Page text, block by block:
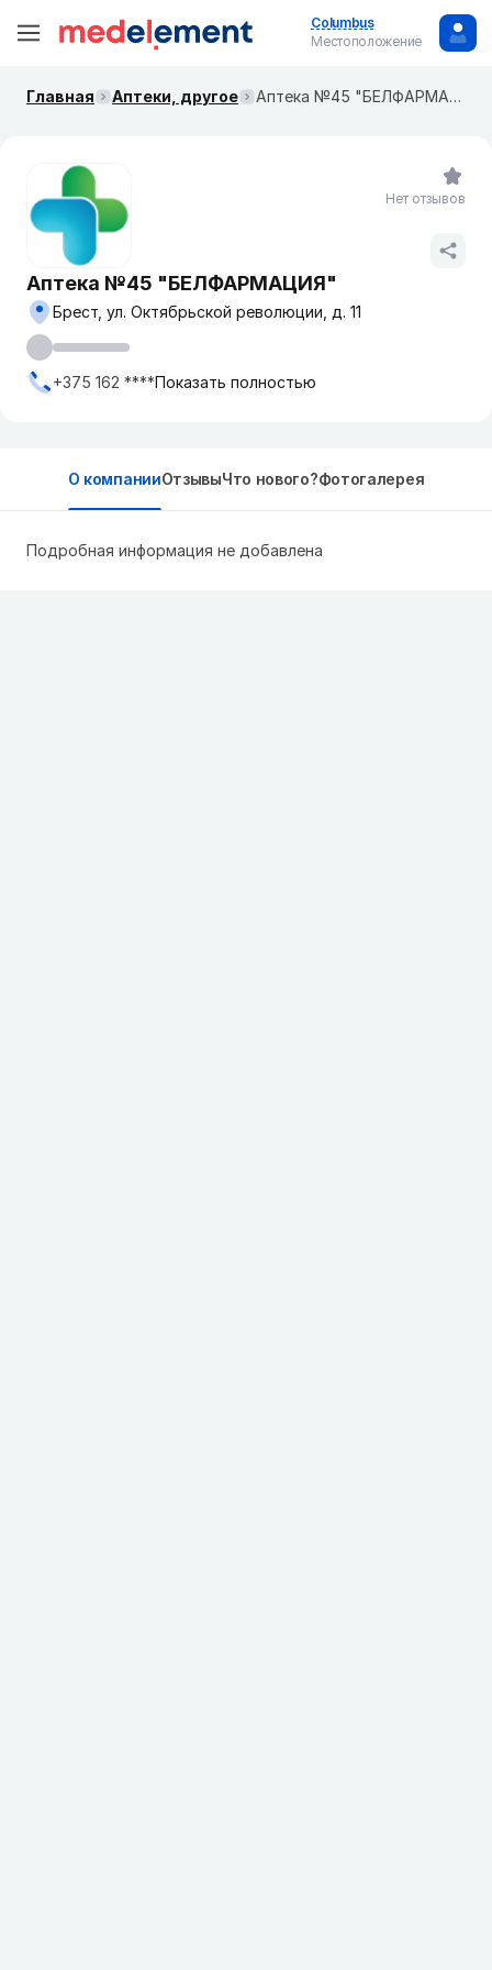
Columbus
Местоположение
Главная Аптеки, другое Аптека №45 "БЕЛФАРМАЦИЯ"
Аптека №45 "БЕЛФАРМАЦИЯ"
Брест, ул. Октябрьской революции, д. 11
+375 162 ****Показать полностью
Нет отзывов
О компанииОтзывыЧто нового?Фотогалерея
Подробная информация не добавлена